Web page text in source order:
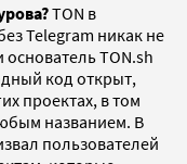
TON в
Telegram никак не
TON.sh
код открыт,
проектах, в том
названием. В
пользователей